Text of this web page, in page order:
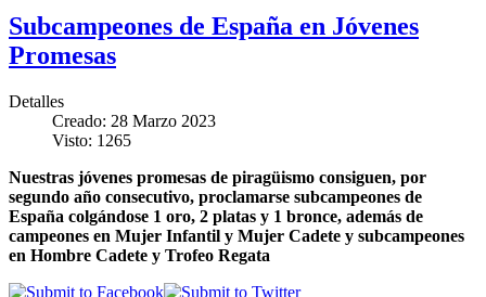
Subcampeones de España en Jóvenes
Promesas
Detalles
Creado: 28 Marzo 2023
Visto: 1265
Nuestras jóvenes promesas de piragüismo consiguen, por
segundo año consecutivo, proclamarse subcampeones de
España colgándose 1 oro, 2 platas y 1 bronce, además de
campeones en Mujer Infantil y Mujer Cadete y subcampeones
en Hombre Cadete y Trofeo Regata